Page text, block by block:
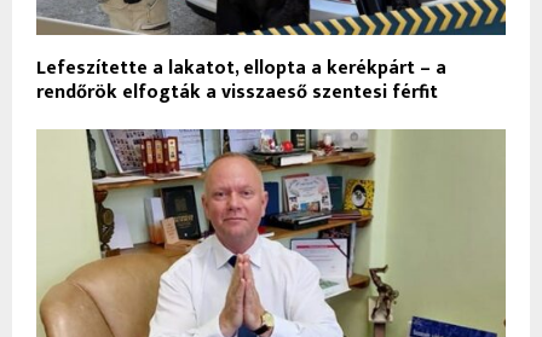
Lefeszítette a lakatot, ellopta a kerékpárt – a
rendőrök elfogták a visszaeső szentesi férfit